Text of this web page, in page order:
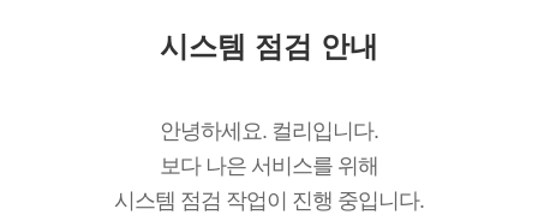
시스템 점검 안내
안녕하세요. 컬리입니다.
보다 나은 서비스를 위해
시스템 점검 작업이 진행 중입니다.